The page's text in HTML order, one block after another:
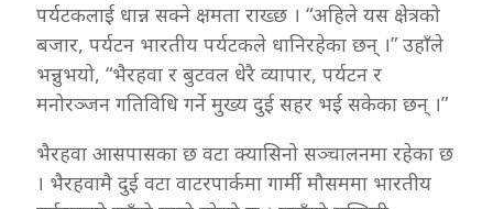
पर्यटकलाई धान्न सक्ने क्षमता राख्छ । “अहिले यस क्षेत्रको
बजार, पर्यटन भारतीय पर्यटकले धानिरहेका छन् ।” उहाँले
भन्नुभयो, “भैरहवा र बुटवल धेरै व्यापार, पर्यटन र
मनोरञ्जन गतिविधि गर्ने मुख्य दुई सहर भई सकेका छन् ।”
भैरहवा आसपासका छ वटा क्यासिनो सञ्चालनमा रहेका छ
। भैरहवामै दुई वटा वाटरपार्कमा गार्मी मौसममा भारतीय